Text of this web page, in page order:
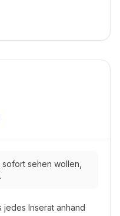
sehen wollen,
jedes Inserat anhand